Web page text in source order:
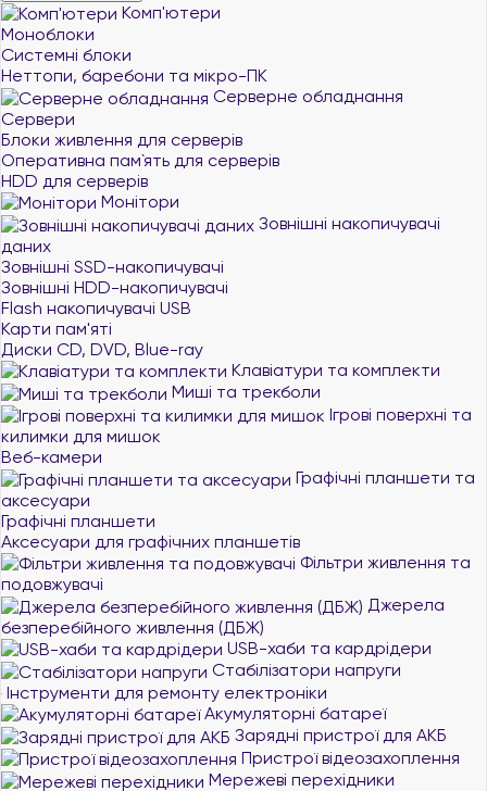
Комп'ютери
Моноблоки
Системні блоки
Неттопи, баребони та мікро-ПК
Серверне обладнання
Сервери
Блоки живлення для серверів
Оперативна пам`ять для серверів
HDD для серверів
Монітори
Зовнішні накопичувачі
даних
Зовнішні SSD-накопичувачі
Зовнішні HDD-накопичувачі
Flash накопичувачі USB
Карти пам'яті
Диски CD, DVD, Blue-ray
Клавіатури та комплекти
Миші та трекболи
Ігрові поверхні та
килимки для мишок
Веб-камери
Графічні планшети та
аксесуари
Графічні планшети
Аксесуари для графічних планшетів
Фільтри живлення та
подовжувачі
Джерела
безперебійного живлення (ДБЖ)
USB-хаби та кардрідери
Стабілізатори напруги
Інструменти для ремонту електроніки
Акумуляторні батареї
Зарядні пристрої для АКБ
Пристрої відеозахоплення
Мережеві перехідники